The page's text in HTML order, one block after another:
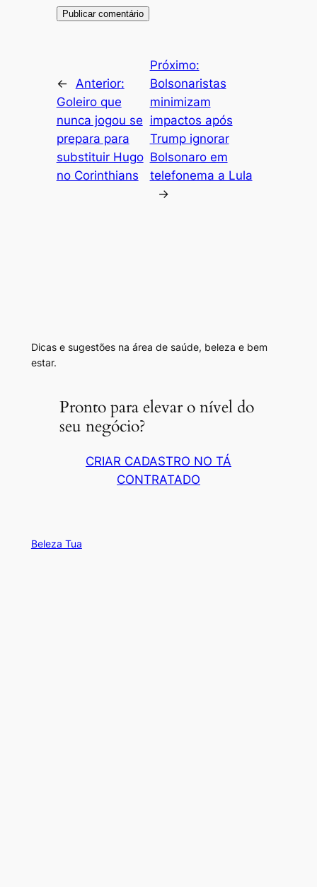
←
Anterior:
Goleiro que
nunca jogou se
prepara para
substituir Hugo
no Corinthians
Próximo:
Bolsonaristas
minimizam
impactos após
Trump ignorar
Bolsonaro em
telefonema a Lula
→
Dicas e sugestões na área de saúde, beleza e bem
estar.
Pronto para elevar o nível do
seu negócio?
CRIAR CADASTRO NO TÁ
CONTRATADO
Beleza Tua